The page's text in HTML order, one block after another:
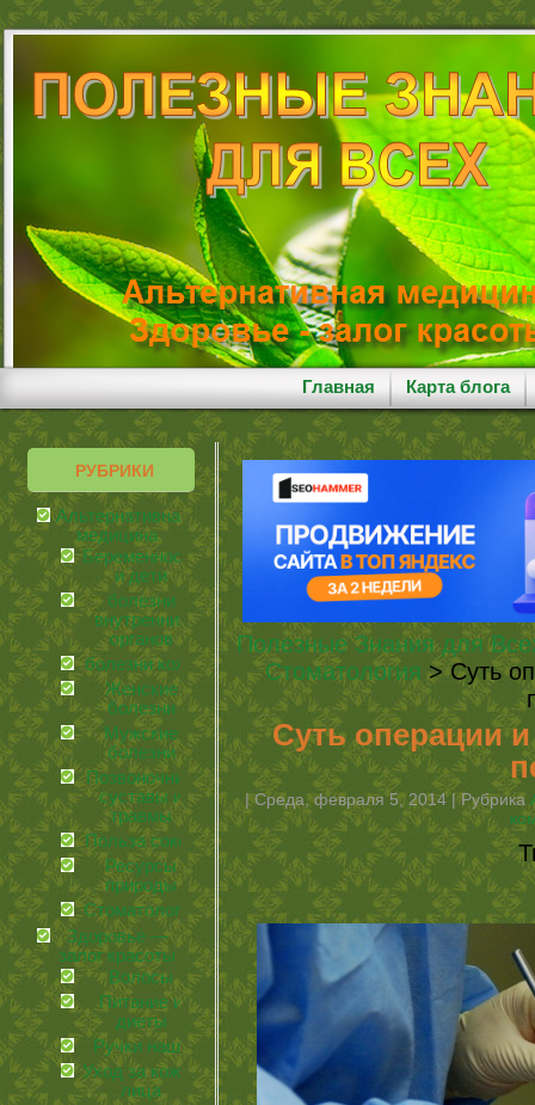
Главная Карта блога
РУБРИКИ
Альтернативная
медицина
Беременность
и дети
болезни
внутренних
органов
болезни кожи
Женские
болезни
Мужские
болезни
Позвоночник,
суставы и
травмы
Польза соков
Ресурсы
природы
Стоматология
Здоровье —
залог красоты
Волосы
Питание и
диеты
Ручки наши
Уход за кожей
лица
Полезные Знания для
Стоматология > Суть
Суть операции
| Среда, февраля 5, 2014 | Рубрика